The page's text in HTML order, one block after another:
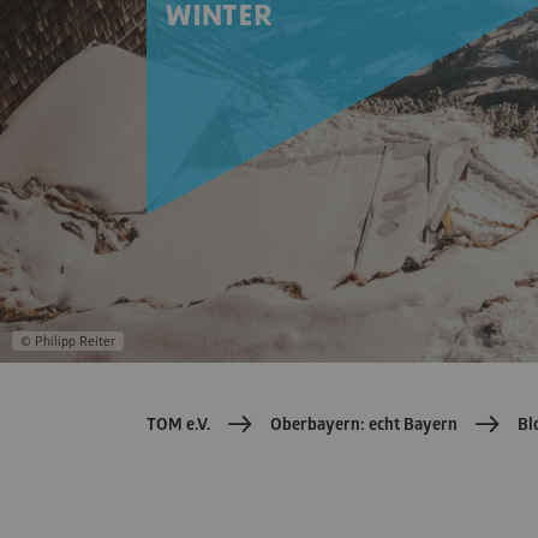
© Philipp Reiter
Winter
TOM e.V. Oberbayern: echt Bayern